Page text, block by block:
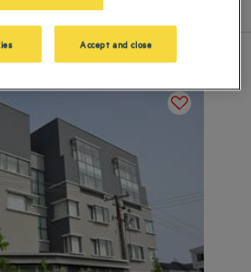
Accept and close